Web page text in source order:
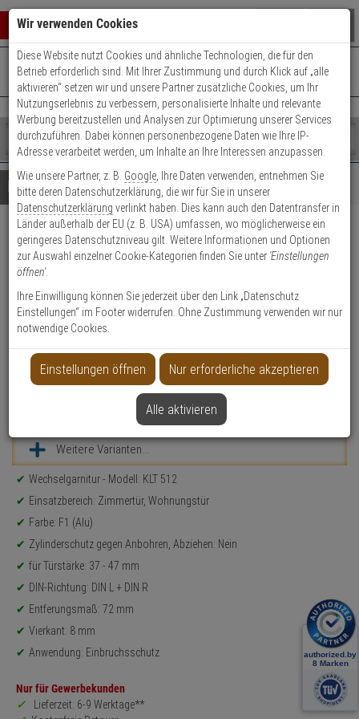
0 ARTIKEL IM WARENKORB
Ihr Warenkorb ist momentan leer.
Ergebnisse ()
Fertig
Shop
durchsuchen
Bitte
geben
Sie
mindestens
Zeichen
ein,
um
Suche
Es
wurde
noch
Kategorien
Suche
gestartet
+49 (0)821 899 493-0Mo. - Do.: 8:00 - 16:30 | Fr.: 8:00 - 14:00 Uhr
Kontaktservice nutzen
Details Beratung
Abus KLT512 F1 EK
Schutzbeschlag WG, aluminium
1
Weitere Varianten...
Produktinformationen
Wechselgarnitur - Modell: KLT 512
Einsatzbereich: Zimmertür, Wohnungstür
Farbe: F1 (Alu)
Zylinderschutz gegen Anbohren, Abziehen: Nein
für Türstärke: 37 - 47 mm
DIN-Richtung: DIN L + DIN R
Entferungsmaß: 72 mm
Vierkant: 8 mm
Anwendung: Einbruchsschutz
Nur für Gewerbekunden
Lieferzeit: 6-9 Werktage**
Wir verwenden Cookies
Diese Website nutzt Cookies und ähnliche Technologien, die für den
Betrieb erforderlich sind. Mit Ihrer Zustimmung und durch Klick auf „alle
aktivieren“ setzen wir und unsere Partner zusätzliche Cookies, um Ihr
Nutzungserlebnis zu verbessern, personalisierte Inhalte und relevante
Werbung bereitzustellen und Analysen zur Optimierung unserer Services
durchzuführen. Dabei können personenbezogene Daten wie Ihre IP-
Adresse verarbeitet werden, um Inhalte an Ihre Interessen anzupassen.
Wie unsere Partner, z. B. Google , Ihre Daten verwenden, entnehmen Sie
bitte deren Datenschutzerklärung, die wir für Sie in unserer
Datenschutzerklärung verlinkt haben. Dies kann auch den Datentransfer in
Länder außerhalb der EU (z. B. USA) umfassen, wo möglicherweise ein
geringeres Datenschutzniveau gilt. Weitere Informationen und Optionen
zur Auswahl einzelner Cookie-Kategorien finden Sie unter 'Einstellungen
öffnen'.
Ihre Einwilligung können Sie jederzeit über den Link „Datenschutz
Einstellungen“ im Footer widerrufen. Ohne Zustimmung verwenden wir nur
notwendige Cookies.
Einstellungen öffnen Nur erforderliche akzeptieren
Alle aktivieren